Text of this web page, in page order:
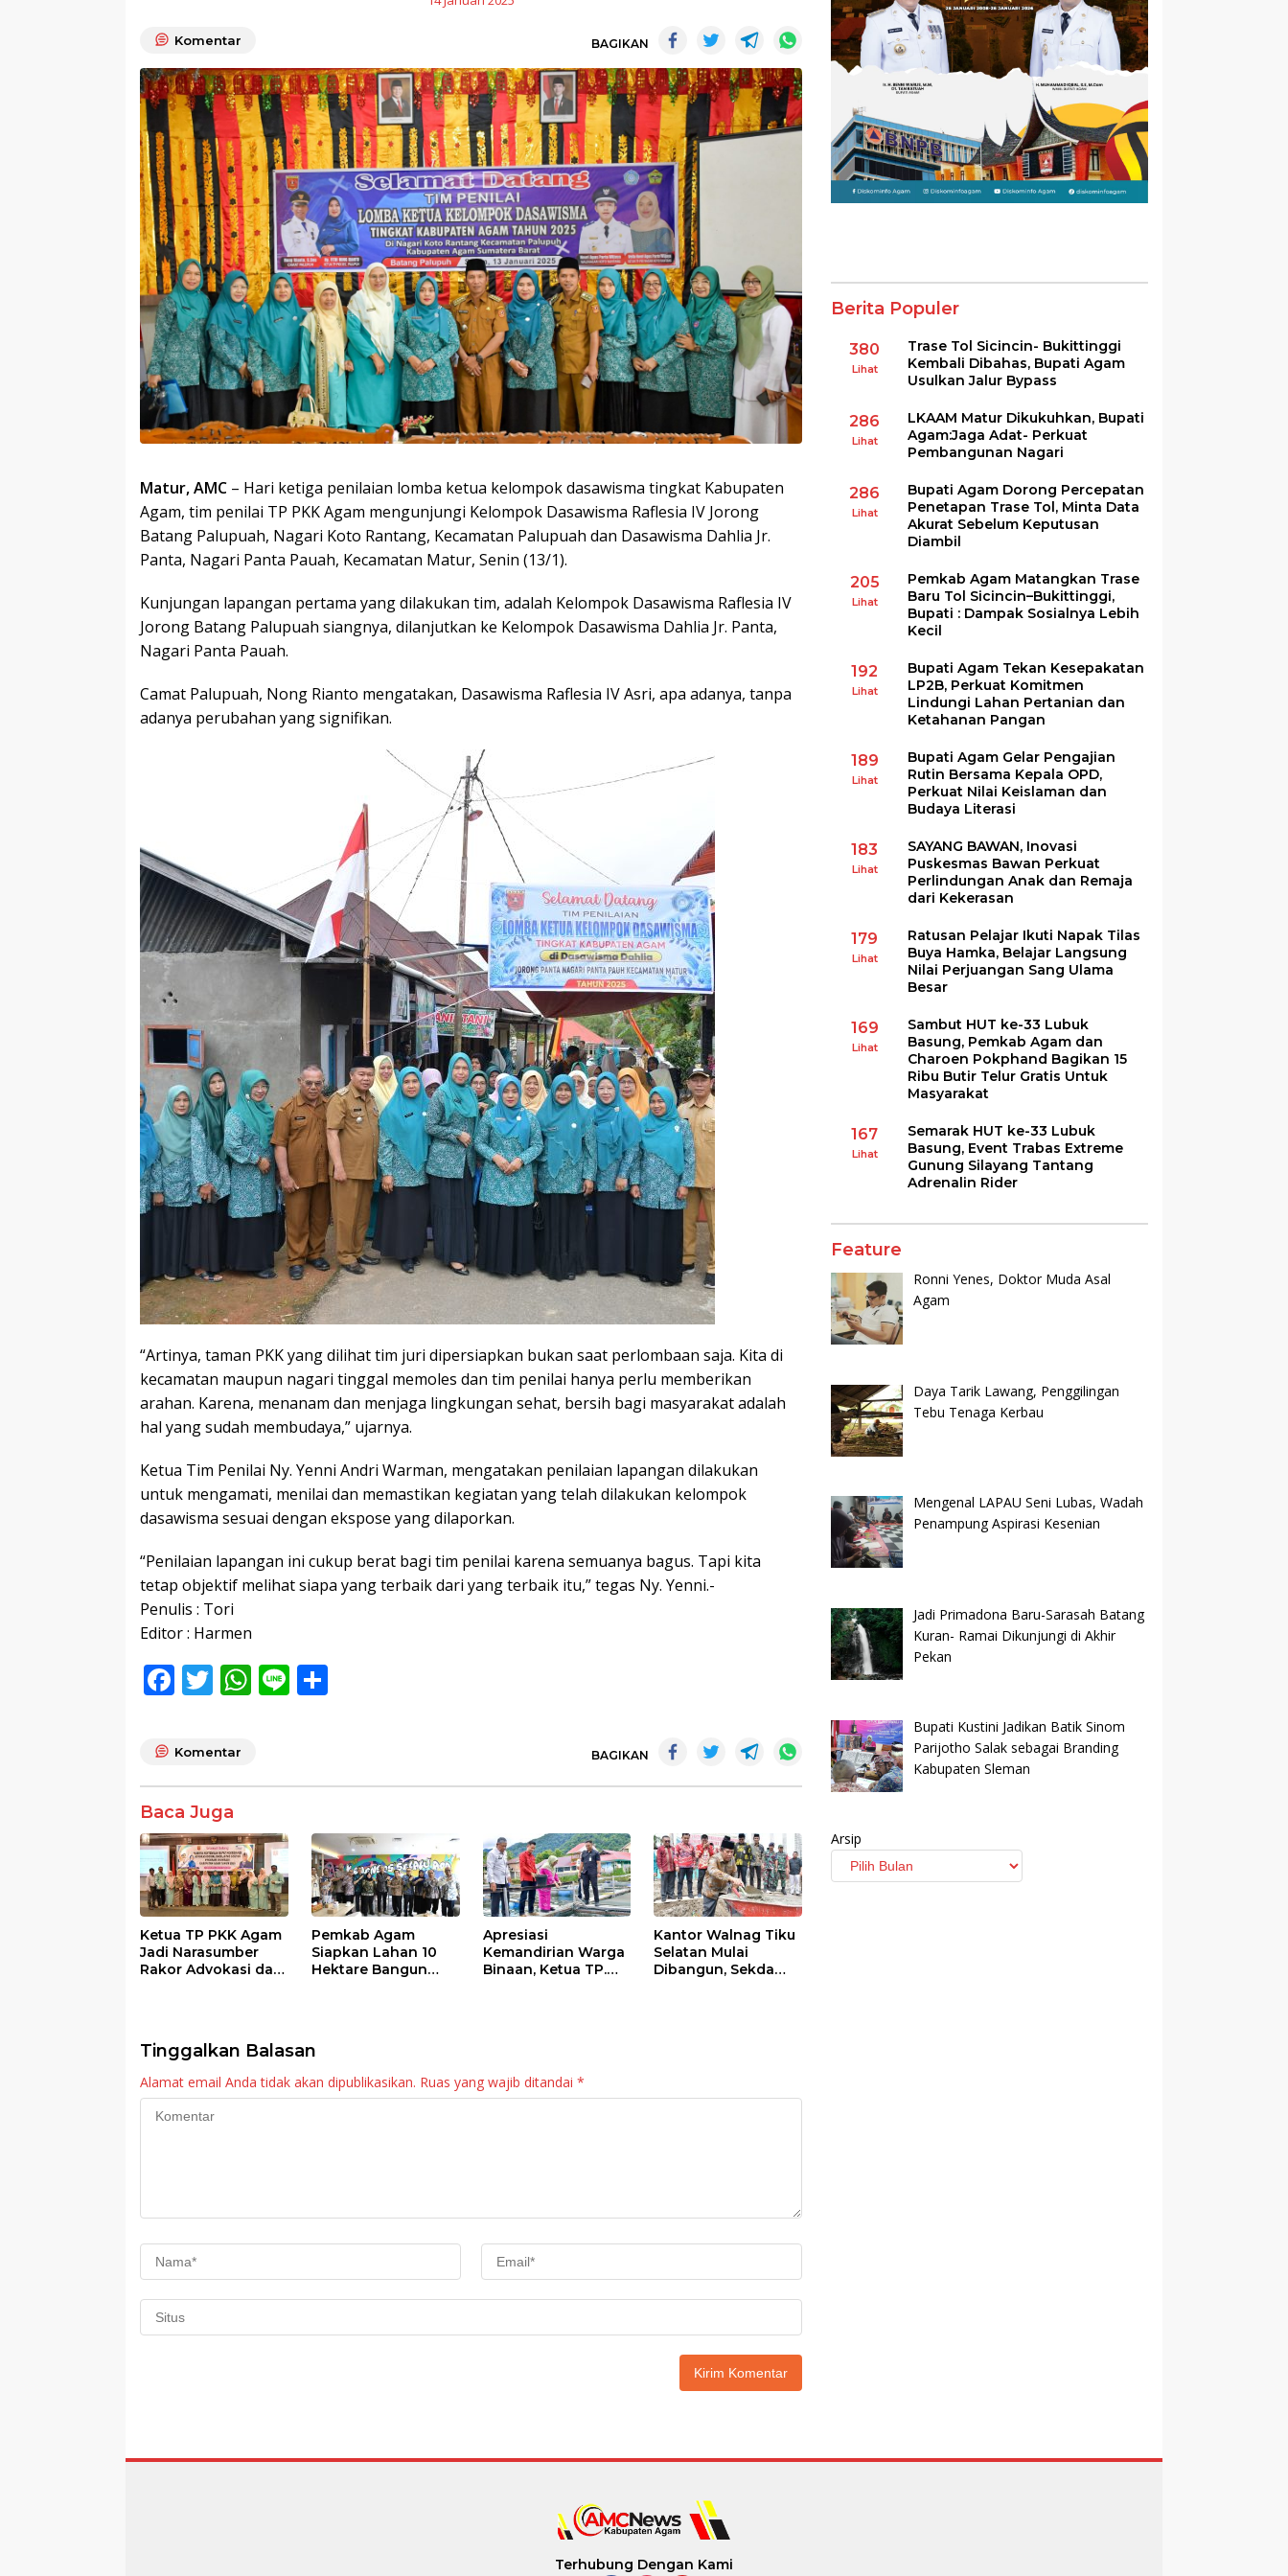
Komentar BAGIKAN
Matur, AMC – Hari ketiga penilaian lomba ketua kelompok dasawisma tingkat Kabupaten
Agam, tim penilai TP PKK Agam mengunjungi Kelompok Dasawisma Raflesia IV Jorong
Batang Palupuah, Nagari Koto Rantang, Kecamatan Palupuah dan Dasawisma Dahlia Jr.
Panta, Nagari Panta Pauah, Kecamatan Matur, Senin (13/1).
Kunjungan lapangan pertama yang dilakukan tim, adalah Kelompok Dasawisma Raflesia IV
Jorong Batang Palupuah siangnya, dilanjutkan ke Kelompok Dasawisma Dahlia Jr. Panta,
Nagari Panta Pauah.
Camat Palupuah, Nong Rianto mengatakan, Dasawisma Raflesia IV Asri, apa adanya, tanpa
adanya perubahan yang signifikan.
“Artinya, taman PKK yang dilihat tim juri dipersiapkan bukan saat perlombaan saja. Kita di
kecamatan maupun nagari tinggal memoles dan tim penilai hanya perlu memberikan
arahan. Karena, menanam dan menjaga lingkungan sehat, bersih bagi masyarakat adalah
hal yang sudah membudaya,” ujarnya.
Ketua Tim Penilai Ny. Yenni Andri Warman, mengatakan penilaian lapangan dilakukan
untuk mengamati, menilai dan memastikan kegiatan yang telah dilakukan kelompok
dasawisma sesuai dengan ekspose yang dilaporkan.
“Penilaian lapangan ini cukup berat bagi tim penilai karena semuanya bagus. Tapi kita
tetap objektif melihat siapa yang terbaik dari yang terbaik itu,” tegas Ny. Yenni.-
Penulis : Tori
Editor : Harmen
F
e
o
o
k
T
itt
W
p
p
Li
Komentar BAGIKAN
Baca Juga
Ketua TP PKK Agam
Jadi Narasumber
Rakor Advokasi dan
Pemkab Agam
Siapkan Lahan 10
Hektare Bangun
Apresiasi
Kemandirian Warga
Binaan, Ketua TP.
Kantor Walnag Tiku
Selatan Mulai
Dibangun, Sekda
Tinggalkan Balasan
Alamat email Anda tidak akan dipublikasikan. Ruas yang wajib ditandai *
Berita Populer
380
Lihat
Trase Tol Sicincin- Bukittinggi
Kembali Dibahas, Bupati Agam
Usulkan Jalur Bypass
286
Lihat
LKAAM Matur Dikukuhkan, Bupati
Agam:Jaga Adat- Perkuat
Pembangunan Nagari
286
Lihat
Bupati Agam Dorong Percepatan
Penetapan Trase Tol, Minta Data
Akurat Sebelum Keputusan
Diambil
205
Lihat
Pemkab Agam Matangkan Trase
Baru Tol Sicincin–Bukittinggi,
Bupati : Dampak Sosialnya Lebih
Kecil
192
Lihat
Bupati Agam Tekan Kesepakatan
LP2B, Perkuat Komitmen
Lindungi Lahan Pertanian dan
Ketahanan Pangan
189
Lihat
Bupati Agam Gelar Pengajian
Rutin Bersama Kepala OPD,
Perkuat Nilai Keislaman dan
Budaya Literasi
183
Lihat
SAYANG BAWAN, Inovasi
Puskesmas Bawan Perkuat
Perlindungan Anak dan Remaja
dari Kekerasan
179
Lihat
Ratusan Pelajar Ikuti Napak Tilas
Buya Hamka, Belajar Langsung
Nilai Perjuangan Sang Ulama
Besar
169
Lihat
Sambut HUT ke-33 Lubuk
Basung, Pemkab Agam dan
Charoen Pokphand Bagikan 15
Ribu Butir Telur Gratis Untuk
Masyarakat
167
Lihat
Semarak HUT ke-33 Lubuk
Basung, Event Trabas Extreme
Gunung Silayang Tantang
Adrenalin Rider
Feature
Ronni Yenes, Doktor Muda Asal
Agam
Daya Tarik Lawang, Penggilingan
Tebu Tenaga Kerbau
Mengenal LAPAU Seni Lubas, Wadah
Penampung Aspirasi Kesenian
Jadi Primadona Baru-Sarasah Batang
Kuran- Ramai Dikunjungi di Akhir
Pekan
Bupati Kustini Jadikan Batik Sinom
Parijotho Salak sebagai Branding
Kabupaten Sleman
Arsip
Terhubung Dengan Kami